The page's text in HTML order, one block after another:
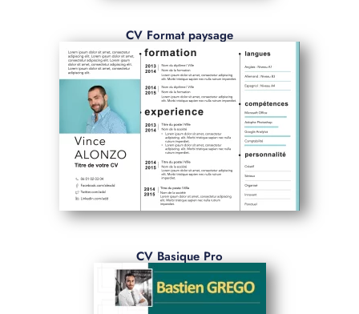
CV Format paysage
CV Basique Pro